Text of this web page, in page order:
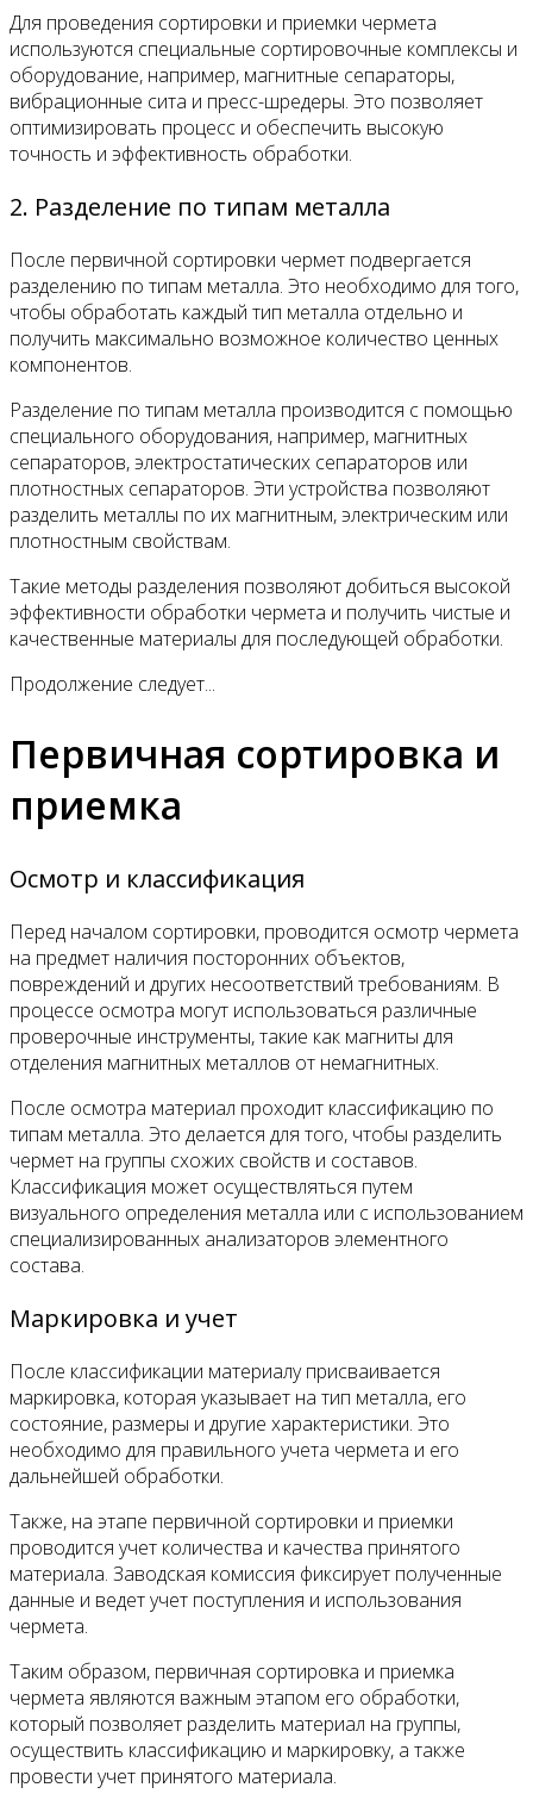
Для проведения сортировки и приемки чермета
используются специальные сортировочные комплексы и
оборудование, например, магнитные сепараторы,
вибрационные сита и пресс-шредеры. Это позволяет
оптимизировать процесс и обеспечить высокую
точность и эффективность обработки.
2. Разделение по типам металла
После первичной сортировки чермет подвергается
разделению по типам металла. Это необходимо для того,
чтобы обработать каждый тип металла отдельно и
получить максимально возможное количество ценных
компонентов.
Разделение по типам металла производится с помощью
специального оборудования, например, магнитных
сепараторов, электростатических сепараторов или
плотностных сепараторов. Эти устройства позволяют
разделить металлы по их магнитным, электрическим или
плотностным свойствам.
Такие методы разделения позволяют добиться высокой
эффективности обработки чермета и получить чистые и
качественные материалы для последующей обработки.
Продолжение следует...
Первичная сортировка и
приемка
Осмотр и классификация
Перед началом сортировки, проводится осмотр чермета
на предмет наличия посторонних объектов,
повреждений и других несоответствий требованиям. В
процессе осмотра могут использоваться различные
проверочные инструменты, такие как магниты для
отделения магнитных металлов от немагнитных.
После осмотра материал проходит классификацию по
типам металла. Это делается для того, чтобы разделить
чермет на группы схожих свойств и составов.
Классификация может осуществляться путем
визуального определения металла или с использованием
специализированных анализаторов элементного
состава.
Маркировка и учет
После классификации материалу присваивается
маркировка, которая указывает на тип металла, его
состояние, размеры и другие характеристики. Это
необходимо для правильного учета чермета и его
дальнейшей обработки.
Также, на этапе первичной сортировки и приемки
проводится учет количества и качества принятого
материала. Заводская комиссия фиксирует полученные
данные и ведет учет поступления и использования
чермета.
Таким образом, первичная сортировка и приемка
чермета являются важным этапом его обработки,
который позволяет разделить материал на группы,
осуществить классификацию и маркировку, а также
провести учет принятого материала.